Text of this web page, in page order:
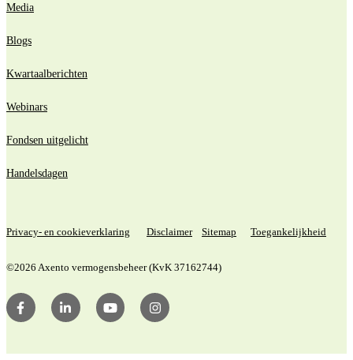
Media
Blogs
Kwartaalberichten
Webinars
Fondsen uitgelicht
Handelsdagen
Privacy- en cookieverklaring Disclaimer Sitemap Toegankelijkheid
©2026 Axento vermogensbeheer (KvK 37162744)